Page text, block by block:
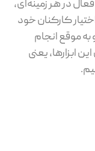
در هر زمینه‌ای،
کارکنان خود
به موقع انجام
ابزارها، یعنی